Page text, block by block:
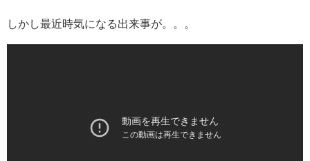
しかし最近時気になる出来事が。。。